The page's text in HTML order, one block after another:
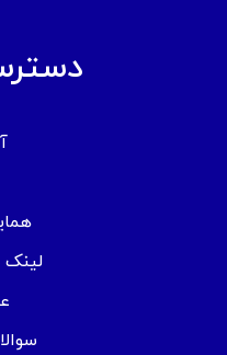
لینک